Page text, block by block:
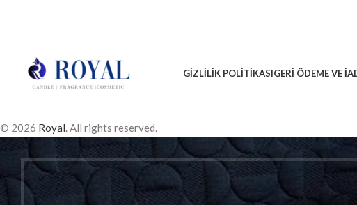
GIZLILIK POLITIKASIGERI ÖDEME VE
© 2026 Royal. All rights reserved.